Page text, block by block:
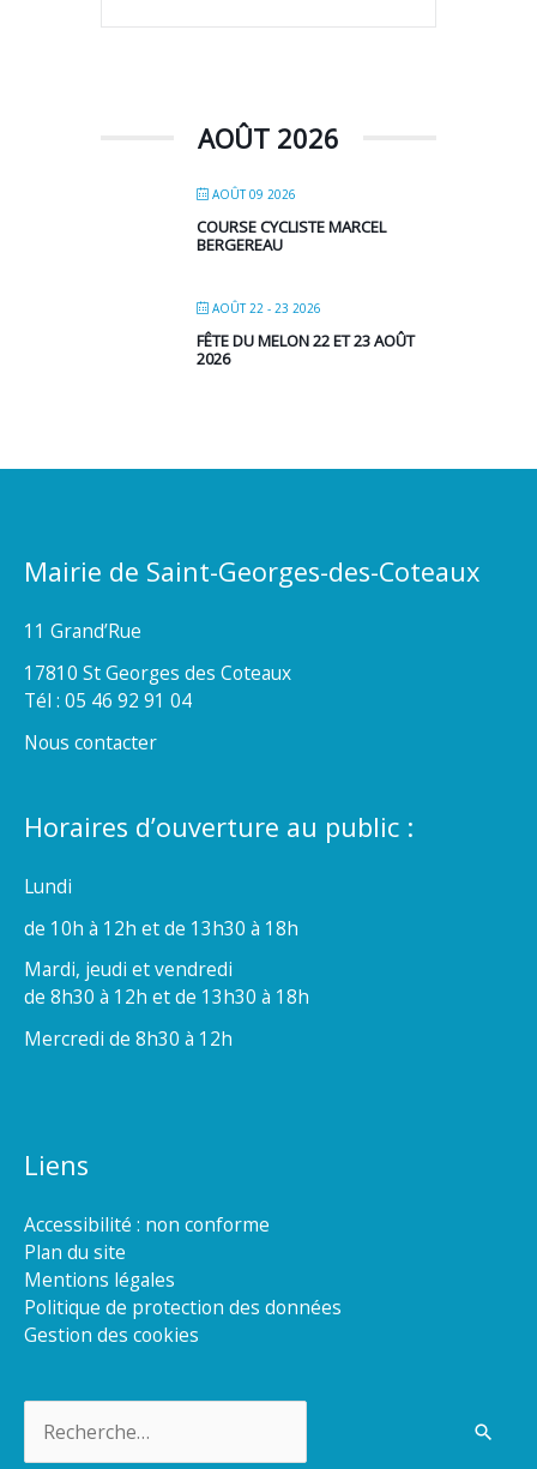
AOÛT 2026
AOÛT 09 2026
COURSE CYCLISTE MARCEL
BERGEREAU
AOÛT 22 - 23 2026
FÊTE DU MELON 22 ET 23 AOÛT
2026
Mairie de Saint-Georges-des-Coteaux
11 Grand’Rue
17810 St Georges des Coteaux
Tél : 05 46 92 91 04
Nous contacter
Horaires d’ouverture au public :
Lundi
de 10h à 12h et de 13h30 à 18h
Mardi, jeudi et vendredi
de 8h30 à 12h et de 13h30 à 18h
Mercredi de 8h30 à 12h
Liens
Accessibilité : non conforme
Plan du site
Mentions légales
Politique de protection des données
Gestion des cookies